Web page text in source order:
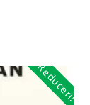
Reduceri!